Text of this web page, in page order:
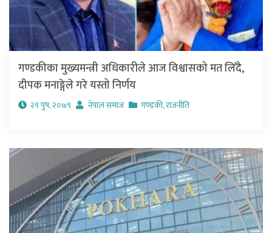
गण्डकीका मुख्यमन्त्री अधिकारीले आज विश्वासको मत लिँदै,
दीपक मनाङ्गेले गरे यस्तो निर्णय
२९ पुष, २०७९ नेपाल समाज गण्डकी,राजनीति